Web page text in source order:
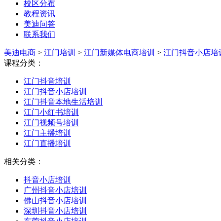
校区分布
教程资讯
美迪问答
联系我们
美迪电商 > 江门培训 > 江门新媒体电商培训 > 江门抖音小店培
课程分类：
江门抖音培训
江门抖音小店培训
江门抖音本地生活培训
江门小红书培训
江门视频号培训
江门主播培训
江门直播培训
相关分类：
抖音小店培训
广州抖音小店培训
佛山抖音小店培训
深圳抖音小店培训